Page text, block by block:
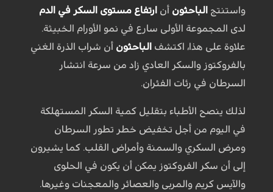
واستنتج الباحثون أن ارتفاع مستوى السكر في الدم
لدى المجموعة الأولى سارع في نمو الأورام الخبيثة.
علاوة على هذا، اكتشف الباحثون أن شراب الذرة الغني
بالفروكتوز والسكر العادي زاد من سرعة انتشار
السرطان في رئات الفئران.
لذلك ينصح الأطباء بتقليل كمية السكر المستهلكة
في اليوم من أجل تخفيض خطر تطور السرطان
ومرض السكري والسمنة وأمراض القلب. كما يشيرون
إلى أن سكر الفروكتوز يمكن أن يكون في الحلوى
والآيس كريم والمربى والعصائر والمعجنات وغيرها.